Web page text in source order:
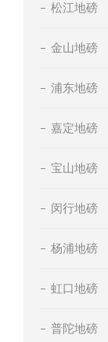
松江地磅
金山地磅
浦东地磅
嘉定地磅
宝山地磅
闵行地磅
杨浦地磅
虹口地磅
普陀地磅